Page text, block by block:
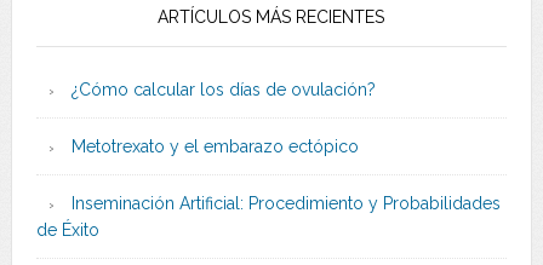
ARTÍCULOS MÁS RECIENTES
¿Cómo calcular los días de ovulación?
Metotrexato y el embarazo ectópico
Inseminación Artificial: Procedimiento y Probabilidades
de Éxito